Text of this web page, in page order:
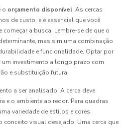
o orçamento disponível. As cercas
de custo, e é essencial que você
a busca. Lembre-se de que o
mas sim uma combinação
e funcionalidade. Optar por
investimento a longo prazo com
e substituição futura.
a ser analisado. A cerca deve
e o ambiente ao redor. Para quadras
variedade de estilos e cores,
conceito visual desejado. Uma cerca que